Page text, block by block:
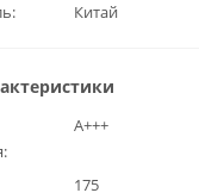
Китай
А+++
175